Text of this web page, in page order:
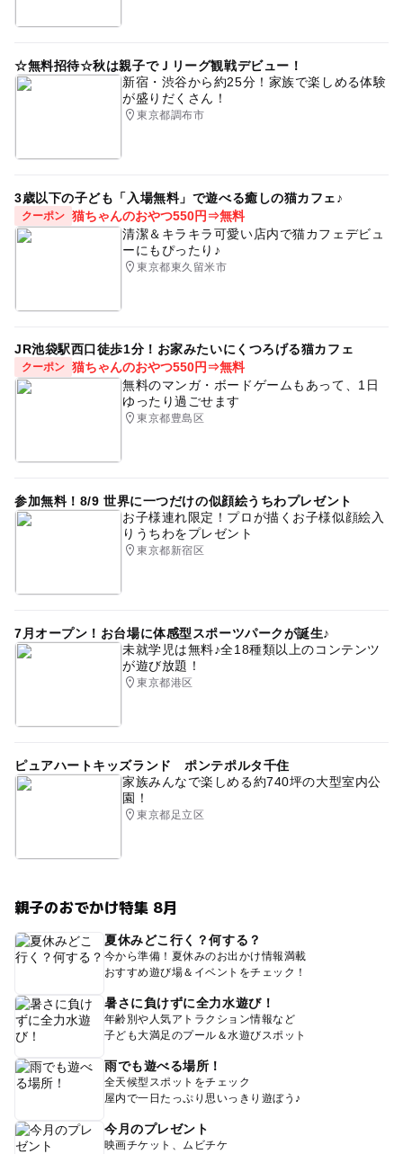
☆無料招待☆秋は親子でＪリーグ観戦デビュー！
新宿・渋谷から約25分！家族で楽しめる体験
が盛りだくさん！
東京都調布市
3歳以下の子ども「入場無料」で遊べる癒しの猫カフェ♪
クーポン 猫ちゃんのおやつ550円⇒無料
清潔＆キラキラ可愛い店内で猫カフェデビュ
ーにもぴったり♪
東京都東久留米市
JR池袋駅西口徒歩1分！お家みたいにくつろげる猫カフェ
クーポン 猫ちゃんのおやつ550円⇒無料
無料のマンガ・ボードゲームもあって、1日
ゆったり過ごせます
東京都豊島区
参加無料！8/9 世界に一つだけの似顔絵うちわプレゼント
お子様連れ限定！プロが描くお子様似顔絵入
りうちわをプレゼント
東京都新宿区
7月オープン！お台場に体感型スポーツパークが誕生♪
未就学児は無料♪全18種類以上のコンテンツ
が遊び放題！
東京都港区
ピュアハートキッズランド ポンテポルタ千住
家族みんなで楽しめる約740坪の大型室内公
園！
東京都足立区
親子のおでかけ特集 8月
夏休みどこ行く？何する？
今から準備！夏休みのお出かけ情報満載
おすすめ遊び場＆イベントをチェック！
暑さに負けずに全力水遊び！
年齢別や人気アトラクション情報など
子ども大満足のプール＆水遊びスポット
雨でも遊べる場所！
全天候型スポットをチェック
屋内で一日たっぷり思いっきり遊ぼう♪
今月のプレゼント
映画チケット、ムビチケ